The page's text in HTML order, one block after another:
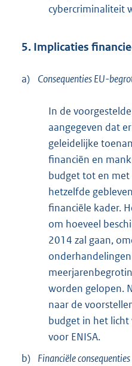
cybercriminaliteit
5. Implicaties
a) Consequenties EU-
In de
aangegeven dat
geleidelijke
financiën en
budget tot en
hetzelfde
financiële kader.
om hoeveel
2014 zal gaan,
worden gelopen.
naar de
budget in het
voor ENISA.
b) Financiële